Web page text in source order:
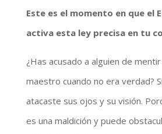
Este es el momento en que el
activa esta ley precisa en tu
¿Has acusado a alguien de
maestro cuando no era verdad?
atacaste sus ojos y su visión.
es una maldición y puede